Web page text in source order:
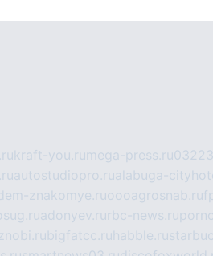
kraft-you.ru mega-press.ru
autostudiopro.rualabuga-
znakomye.ruoooagrosnab.ru
adonyev.ru rbc-news.ru
bigfatcc.ru habble.ru